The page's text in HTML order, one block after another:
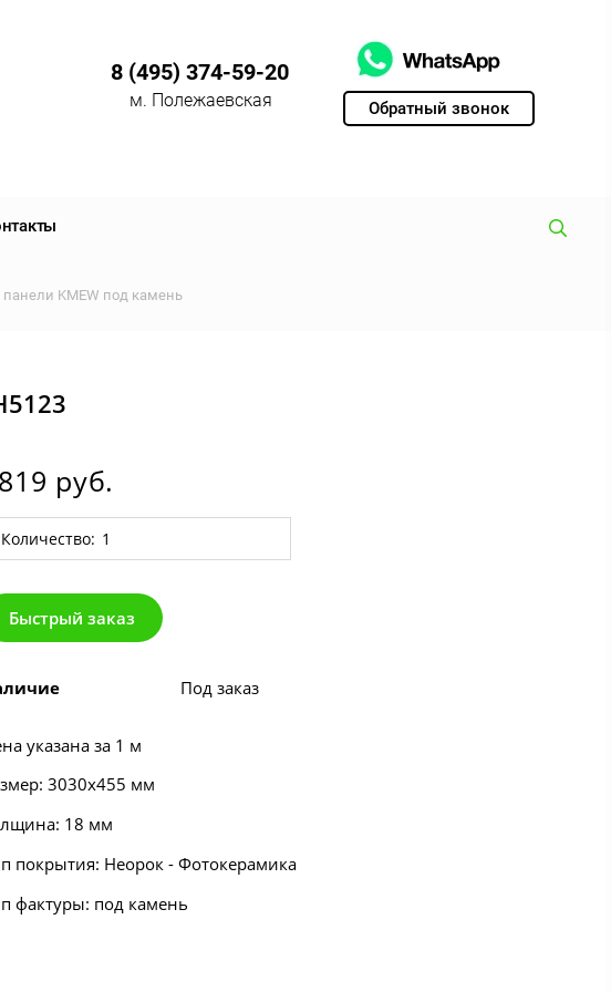
Обратный звонок
8 (495) 374-59-20
м. Полежаевская
KMEW под камень
руб.
Количество:
Быстрый заказ
Под заказ
указана за 1 м
3030х455 мм
18 мм
покрытия: Неорок - Фотокерамика
фактуры: под камень